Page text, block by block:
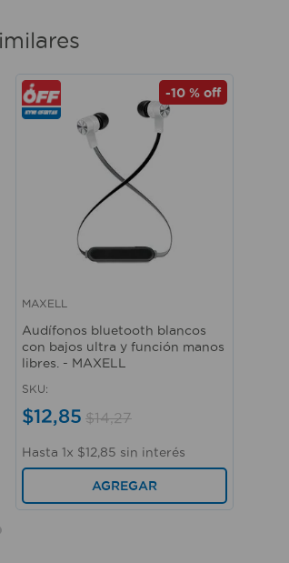
-10 % off
Vista rápida
MAXELL
Audífonos bluetooth blancos
con bajos ultra y función manos
libres. - MAXELL
SKU:
$12,85 $14,27
Hasta 1x $12,85 sin interés
AGREGAR